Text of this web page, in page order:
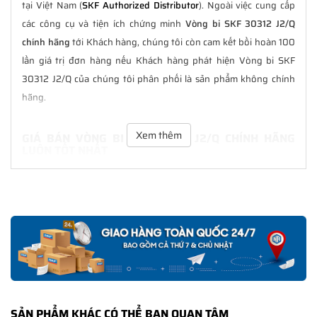
tại Việt Nam (SKF Authorized Distributor). Ngoài việc cung cấp
các công cụ và tiện ích chứng minh Vòng bi SKF 30312 J2/Q
chính hãngtới Khách hàng, chúng tôi còn cam kết bồi hoàn 100
lần giá trị đơn hàng nếu Khách hàng phát hiện Vòng bi SKF
30312 J2/Q của chúng tôi phân phối là sản phẩm không chính
hãng.
GIÁ BÁN VÒNG BI SKF 30312 J2/Q CHÍNH HÃNG
TạiNGOCANH.COMgiá bán Vòng bi SKF 30312 J2/Q luôn là tốt
trong suốt quá trình sử dụng các sản phẩm SKF chính hãng.
CHẾ ĐỘ BẢO HÀNH VÒNG BI SKF 30312 J2/Q CHÍNH
HÃNG
Tất cả các sản phẩm SKF chính hãng do
Xem thêm